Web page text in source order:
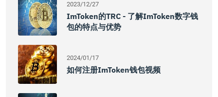
2023/12/27
ImToken的TRC - 了解imToken数字钱
包的特点与优势
2024/01/17
如何注册imToken钱包视频